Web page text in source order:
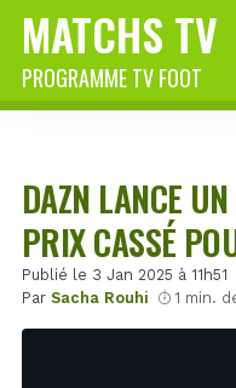
MATCHS TV
PROGRAMME TV FOOT
DAZN LANCE
PRIX CASSÉ
Publié le 3 Jan 2025 à 11h51
Par Sacha Rouhi 1 min.